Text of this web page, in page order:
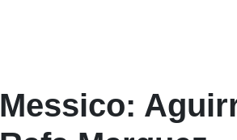
Messico: